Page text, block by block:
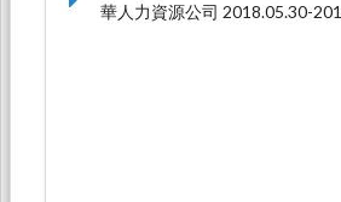
華人力資源公司 2018.05.30-